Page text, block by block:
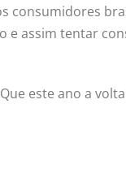
assim tentar
este ano a